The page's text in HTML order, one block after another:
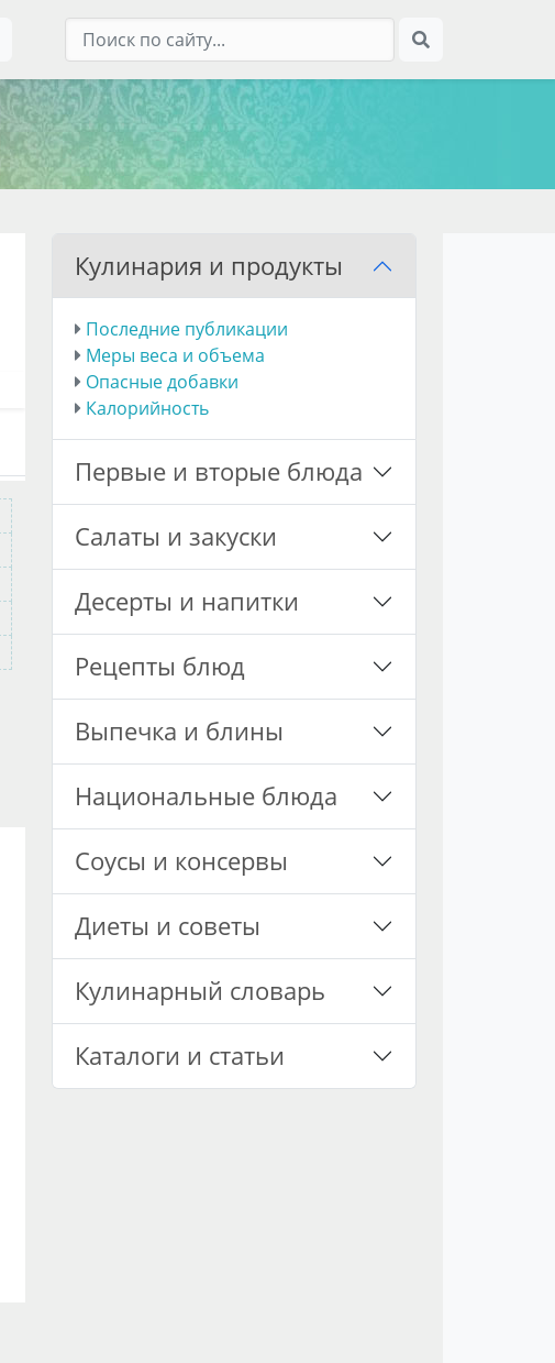
Кулинария и продукты
Последние публикации
Меры веса и объема
Опасные добавки
Калорийность
Первые и вторые блюда
Салаты и закуски
Десерты и напитки
Рецепты блюд
Выпечка и блины
Национальные блюда
Соусы и консервы
Диеты и советы
Кулинарный словарь
Каталоги и статьи